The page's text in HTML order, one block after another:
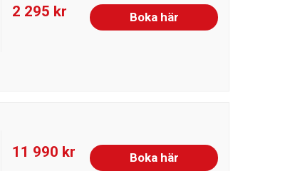
2 295 kr Boka här
11 990 kr Boka här